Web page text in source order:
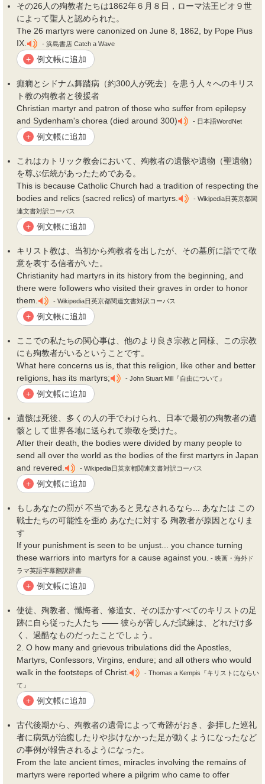
その26人の殉教者たちは1862年６月８日，ローマ法王ピオ９世
によって聖人と認められた。
The 26 martyrs were canonized on June 8, 1862, by Pope Pius
IX.
- 浜島書店 Catch a Wave
+ 例文帳に追加
癲癇とシドナム舞踏病（約300人が死去）を患う人々へのキリス
ト教の殉教者と後援者
Christian martyr and patron of those who suffer from epilepsy
and Sydenham's chorea (died around 300)
- 日本語WordNet
+ 例文帳に追加
これはカトリック教会において、 殉教者の遺骸や遺物（聖遺物）
を尊ぶ伝統があったためである。
This is because Catholic Church had a tradition of respecting the
bodies and relics (sacred relics) of martyrs.
- Wikipedia日英京都関
連文書対訳コーパス
+ 例文帳に追加
キリスト教は、当初から殉教者を出したが、その墓所に詣でて敬
意を表する信者がいた。
Christianity had martyrs in its history from the beginning, and
there were followers who visited their graves in order to honor
them.
- Wikipedia日英京都関連文書対訳コーパス
+ 例文帳に追加
ここでの私たちの関心事は、他のより良き宗教と同様、この宗教
にも殉教者がいるということです。
What here concerns us is, that this religion, like other and better
religions, has its martyrs;
- John Stuart Mill『自由について』
+ 例文帳に追加
遺骸は死後、多くの人の手でわけられ、日本で最初の殉教者の遺
骸として世界各地に送られて崇敬を受けた。
After their death, the bodies were divided by many people to
send all over the world as the bodies of the first martyrs in Japan
and revered.
- Wikipedia日英京都関連文書対訳コーパス
+ 例文帳に追加
もしあなたの罰が 不当であると見なされるなら... あなたは この
戦士たちの可能性を歪め あなたに対する 殉教者が原因となりま
す
If your punishment is seen to be unjust... you chance turning
these warriors into martyrs for a cause against you.
- 映画・海外ド
ラマ英語字幕翻訳辞書
+ 例文帳に追加
使徒、 殉教者 、懺悔者、修道女、そのほかすべてのキリストの足
跡に自ら従った人たち —— 彼らが苦しんだ試練は、どれだけ多
く、過酷なものだったことでしょう。
2. O how many and grievous tribulations did the Apostles,
Martyrs, Confessors, Virgins, endure; and all others who would
walk in the footsteps of Christ.
- Thomas a Kempis『キリストにならい
て』
+ 例文帳に追加
古代後期から、 殉教者の遺骨によって奇跡がおき、参拝した巡礼
者に病気が治癒したりや歩けなかった足が動くようになったなど
の事例が報告されるようになった。
From the late ancient times, miracles involving the remains of
martyrs were reported where a pilgrim who came to offer